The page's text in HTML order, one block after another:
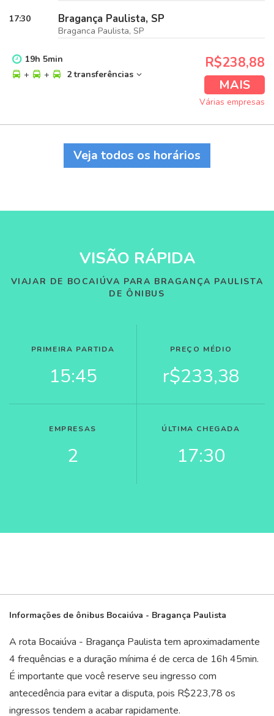
17:30 Bragança Paulista, SP
Braganca Paulista, SP
19h 5min
+
+ 2 transferências
R$238,88
MAIS
Várias empresas
Veja todos os horários
VISÃO RÁPIDA
VIAJAR DE BOCAIÚVA PARA BRAGANÇA PAULISTA
DE ÔNIBUS
PRIMEIRA PARTIDA
15:45
PREÇO MÉDIO
r$233,38
EMPRESAS
2
ÚLTIMA CHEGADA
17:30
Informações de ônibus Bocaiúva - Bragança Paulista
A rota Bocaiúva - Bragança Paulista tem aproximadamente
4 frequências e a duração mínima é de cerca de 16h 45min.
É importante que você reserve seu ingresso com
antecedência para evitar a disputa, pois R$223,78 os
ingressos tendem a acabar rapidamente.